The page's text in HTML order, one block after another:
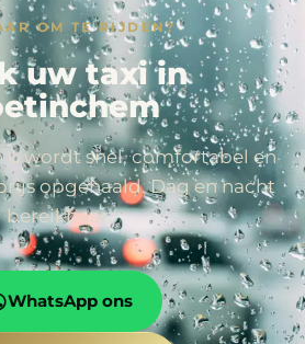
OM TE RIJDEN?
uw taxi in
u wordt snel, comfortabel en
opgehaald. Dag en nacht
bereikbaar.
WhatsApp ons